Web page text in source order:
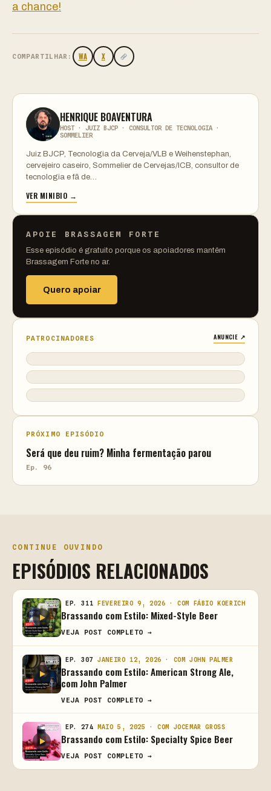
a chance!
COMPARTILHAR: WA X
HENRIQUE BOAVENTURA
HOST · JUIZ BJCP · CONSULTOR DE TECNOLOGIA ·
SOMMELIER
Juiz BJCP, Tecnologia da Cerveja/VLB e Weihenstephan,
cervejeiro caseiro, Sommelier de Cervejas/ICB, consultor de
tecnologia e fã de…
VER MINIBIO →
APOIE BRASSAGEM FORTE
Esse episódio é gratuito porque os apoiadores mantêm
Brassagem Forte no ar.
Quero apoiar
PATROCINADORES ANUNCIE ↗
PRÓXIMO EPISÓDIO
Será que deu ruim? Minha fermentação parou
Ep. 96
CONTINUE OUVINDO
EPISÓDIOS RELACIONADOS
EP. 311 FEVEREIRO 9, 2026 · COM FÁBIO KOERICH
Brassando com Estilo: Mixed-Style Beer
VEJA POST COMPLETO →
EP. 307 JANEIRO 12, 2026 · COM JOHN PALMER
Brassando com Estilo: American Strong Ale,
com John Palmer
VEJA POST COMPLETO →
EP. 274 MAIO 5, 2025 · COM JOCEMAR GROSS
Brassando com Estilo: Specialty Spice Beer
VEJA POST COMPLETO →